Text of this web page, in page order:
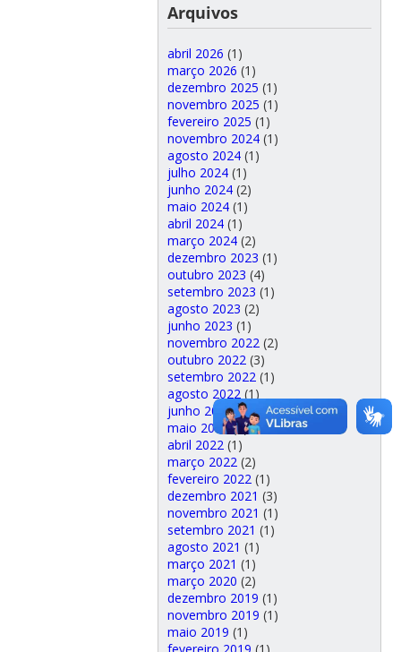
Arquivos
abril 2026 (1)
março 2026 (1)
dezembro 2025 (1)
novembro 2025 (1)
fevereiro 2025 (1)
novembro 2024(1)
agosto 2024(1)
julho 2024(1)
junho 2024(2)
maio 2024(1)
abril 2024(1)
março 2024(2)
dezembro 2023 (1)
outubro 2023 (4)
setembro 2023 (1)
agosto 2023 (2)
junho 2023 (1)
novembro 2022 (2)
outubro 2022 (3)
setembro 2022 (1)
agosto 2022 (1)
junho 2022(2)
maio 2022(1)
abril 2022 (1)
março 2022 (2)
fevereiro 2022 (1)
dezembro 2021 (3)
novembro 2021 (1)
setembro 2021 (1)
agosto 2021 (1)
março 2021 (1)
março 2020 (2)
dezembro 2019 (1)
novembro 2019 (1)
maio 2019 (1)